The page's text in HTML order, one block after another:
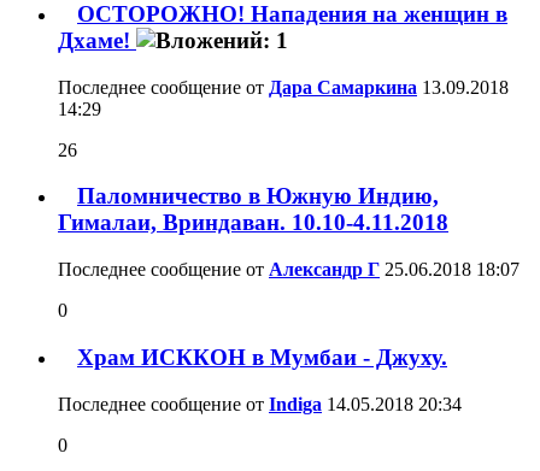
ОСТОРОЖНО! Нападения на женщин в
Дхаме!
Последнее сообщение от Дара Самаркина 13.09.2018
14:29
26
Паломничество в Южную Индию,
Гималаи, Вриндаван. 10.10-4.11.2018
Последнее сообщение от Александр Г 25.06.2018 18:07
0
Храм ИСККОН в Мумбаи - Джуху.
Последнее сообщение от Indiga 14.05.2018 20:34
0